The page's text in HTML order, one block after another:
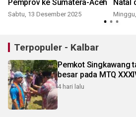
Pemprov ke Sumatera-Aceh
Sabtu, 13 Desember 2025
Natal
Terpopuler - Kalbar
Pemkot Singkawang
besar pada MTQ
4 hari lalu